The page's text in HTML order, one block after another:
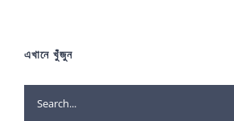
এখানে খুঁজুন
Search